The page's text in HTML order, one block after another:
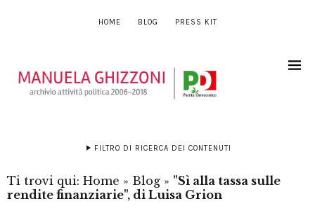
HOME BLOG PRESS KIT
FILTRO DI RICERCA DEI CONTENUTI
Ti trovi qui: Home » Blog » "Sì alla tassa sulle
rendite finanziarie", di Luisa Grion